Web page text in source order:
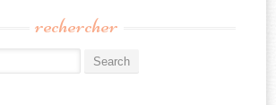
rechercher